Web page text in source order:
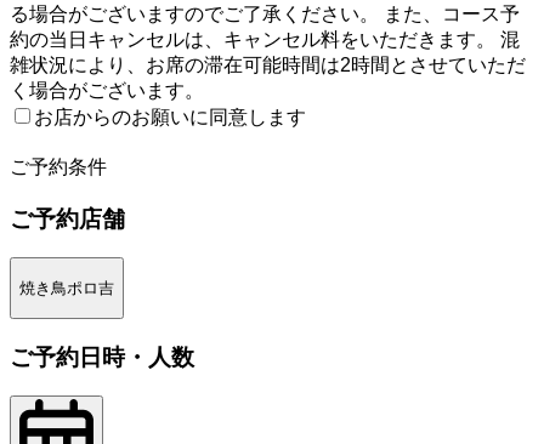
る場合がございますのでご了承ください。 また、コース予
約の当日キャンセルは、キャンセル料をいただきます。 混
雑状況により、お席の滞在可能時間は2時間とさせていただ
く場合がございます。
お店からのお願いに同意します
ご予約条件
ご予約店舗
焼き鳥ポロ吉
ご予約日時・人数